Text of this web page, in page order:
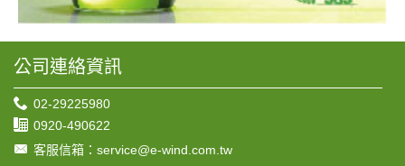
公司連絡資訊
02-29225980
0920-490622
客服信箱：service@e-wind.com.tw